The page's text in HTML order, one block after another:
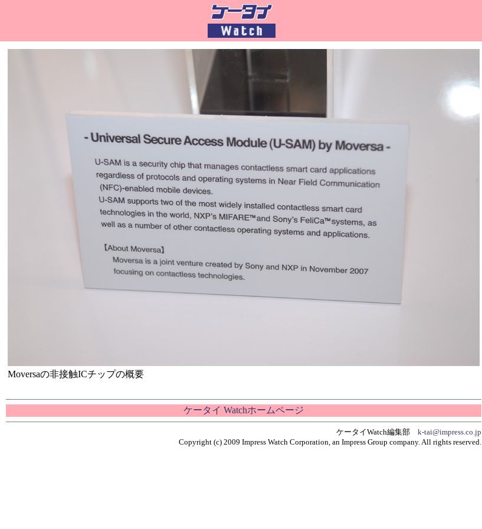
Moversaの非接触ICチップの概要
ケータイ Watchホームページ
ケータイWatch編集部 k-tai@impress.co.jp
Copyright (c) 2009 Impress Watch Corporation, an Impress Group company. All rights reserved.